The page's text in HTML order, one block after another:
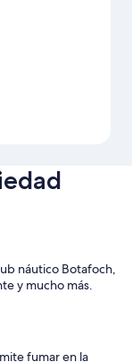
náutico Botafoch,
y mucho más.
fumar en la